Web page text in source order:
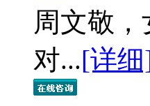
周文敬
对...[详细